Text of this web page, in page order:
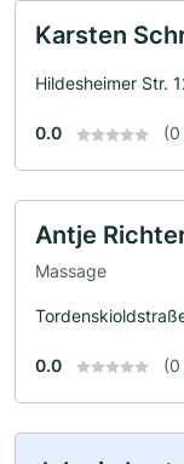
Karsten
Hildesheimer Str.
0.0 (0
Antje
Massage
0.0 (0